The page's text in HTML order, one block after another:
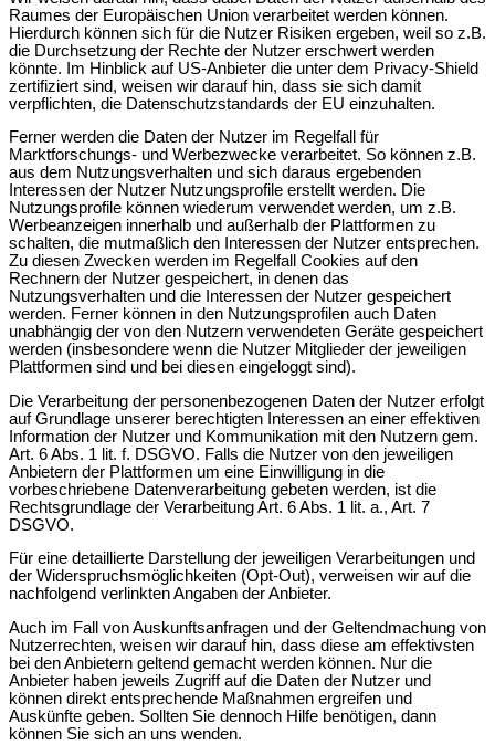
Raumes der Europäischen Union verarbeitet werden können.
Hierdurch können sich für die Nutzer Risiken ergeben, weil so z.B.
die Durchsetzung der Rechte der Nutzer erschwert werden
könnte. Im Hinblick auf US-Anbieter die unter dem Privacy-Shield
zertifiziert sind, weisen wir darauf hin, dass sie sich damit
verpflichten, die Datenschutzstandards der EU einzuhalten.
Ferner werden die Daten der Nutzer im Regelfall für
Marktforschungs- und Werbezwecke verarbeitet. So können z.B.
aus dem Nutzungsverhalten und sich daraus ergebenden
Interessen der Nutzer Nutzungsprofile erstellt werden. Die
Nutzungsprofile können wiederum verwendet werden, um z.B.
Werbeanzeigen innerhalb und außerhalb der Plattformen zu
schalten, die mutmaßlich den Interessen der Nutzer entsprechen.
Zu diesen Zwecken werden im Regelfall Cookies auf den
Rechnern der Nutzer gespeichert, in denen das
Nutzungsverhalten und die Interessen der Nutzer gespeichert
werden. Ferner können in den Nutzungsprofilen auch Daten
unabhängig der von den Nutzern verwendeten Geräte gespeichert
werden (insbesondere wenn die Nutzer Mitglieder der jeweiligen
Plattformen sind und bei diesen eingeloggt sind).
Die Verarbeitung der personenbezogenen Daten der Nutzer erfolgt
auf Grundlage unserer berechtigten Interessen an einer effektiven
Information der Nutzer und Kommunikation mit den Nutzern gem.
Art. 6 Abs. 1 lit. f. DSGVO. Falls die Nutzer von den jeweiligen
Anbietern der Plattformen um eine Einwilligung in die
vorbeschriebene Datenverarbeitung gebeten werden, ist die
Rechtsgrundlage der Verarbeitung Art. 6 Abs. 1 lit. a., Art. 7
DSGVO.
Für eine detaillierte Darstellung der jeweiligen Verarbeitungen und
der Widerspruchsmöglichkeiten (Opt-Out), verweisen wir auf die
nachfolgend verlinkten Angaben der Anbieter.
Auch im Fall von Auskunftsanfragen und der Geltendmachung von
Nutzerrechten, weisen wir darauf hin, dass diese am effektivsten
bei den Anbietern geltend gemacht werden können. Nur die
Anbieter haben jeweils Zugriff auf die Daten der Nutzer und
können direkt entsprechende Maßnahmen ergreifen und
Auskünfte geben. Sollten Sie dennoch Hilfe benötigen, dann
können Sie sich an uns wenden.